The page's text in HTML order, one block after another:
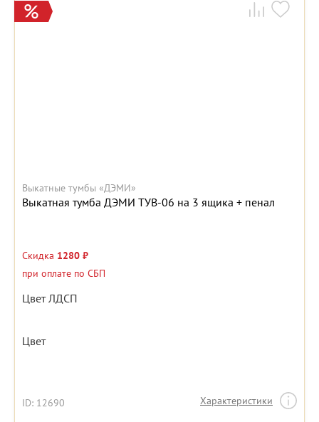
Выкатные тумбы «ДЭМИ»
Выкатная тумба ДЭМИ ТУВ-06 на 3 ящика + пенал
Скидка 1280 ₽
при оплате по СБП
Цвет ЛДСП
Цвет
ID: 12690 Характеристики